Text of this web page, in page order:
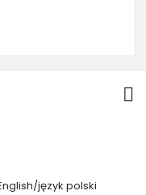
język polski